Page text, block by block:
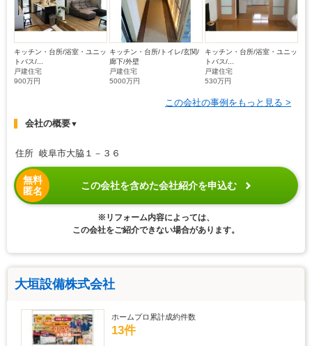
キッチン・台所/浴室・ユニッ
トバス/...
戸建住宅
900万円
キッチン・台所/トイレ/玄関/
廊下/外壁
戸建住宅
5000万円
キッチン・台所/浴室・ユニッ
トバス/...
戸建住宅
530万円
この会社の事例をもっと見る >
会社の概要▼
住所 岐阜市大脇１－３６
無料
匿名
この会社を含めた会社紹介を申込む
※リフォーム内容によっては、
この会社をご紹介できない場合があります。
大垣設備株式会社
ホームプロ累計成約件数
13件